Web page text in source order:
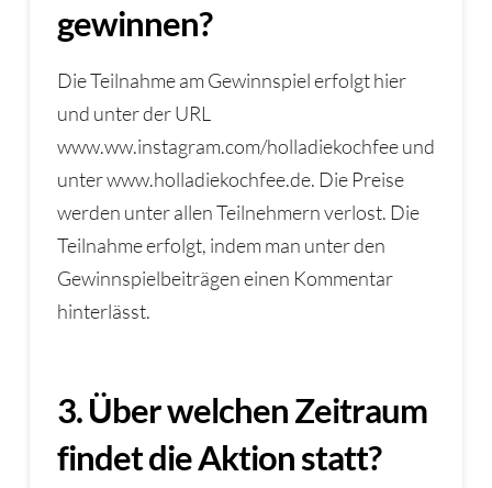
gewinnen?
Die Teilnahme am Gewinnspiel erfolgt hier
und unter der URL
www.ww.instagram.com/holladiekochfee und
unter www.holladiekochfee.de. Die Preise
werden unter allen Teilnehmern verlost. Die
Teilnahme erfolgt, indem man unter den
Gewinnspielbeiträgen einen Kommentar
hinterlässt.
3. Über welchen Zeitraum
findet die Aktion statt?